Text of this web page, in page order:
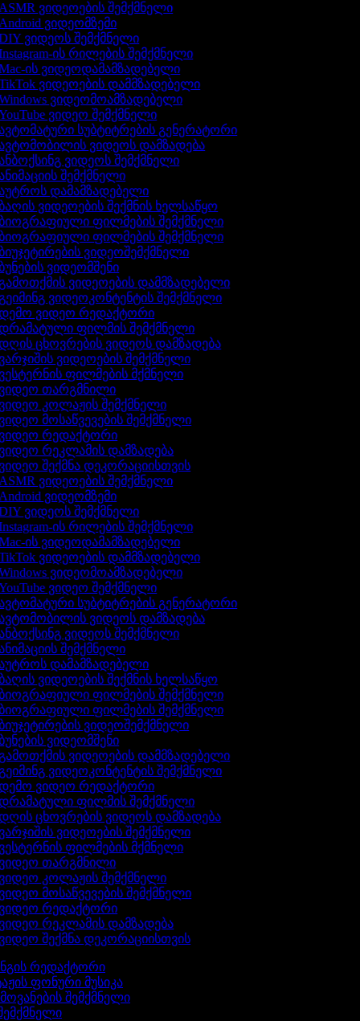
ვიდეოების შემქმნელი
ვიდეომზემი
ვიდეოს შემქმნელი
ის რილების შემქმნელი
ის ვიდეოდამამზადებელი
ვიდეოების დამმზადებელი
ვიდეომოამზადებელი
ვიდეო შემქმნელი
სუბტიტრების გენერატორი
ვიდეოს დამზადება
ვიდეოს შემქმნელი
შემქმნელი
დამამზადებელი
ვიდეოების შექმნის ხელსაწყო
ფილმების შემქმნელი
ფილმების შემქმნელი
ვიდეოშემქმნელი
ვიდეომშენი
ვიდეოების დამმზადებელი
ვიდეოკონტენტის შემქმნელი
ვიდეო რედაქტორი
ფილმის შემქმნელი
ცხოვრების ვიდეოს დამზადება
ვიდეოების შემქმნელი
ფილმების მქმნელი
თარგმნილი
კოლაჟის შემქმნელი
მოსაწვევების შემქმნელი
რედაქტორი
რეკლამის დამზადება
შექმნა დეკორაციისთვის
ვიდეოების შემქმნელი
ვიდეომზემი
ვიდეოს შემქმნელი
ის რილების შემქმნელი
ის ვიდეოდამამზადებელი
ვიდეოების დამმზადებელი
ვიდეომოამზადებელი
ვიდეო შემქმნელი
სუბტიტრების გენერატორი
ვიდეოს დამზადება
ვიდეოს შემქმნელი
შემქმნელი
დამამზადებელი
ვიდეოების შექმნის ხელსაწყო
ფილმების შემქმნელი
ფილმების შემქმნელი
ვიდეოშემქმნელი
ვიდეომშენი
ვიდეოების დამმზადებელი
ვიდეოკონტენტის შემქმნელი
ვიდეო რედაქტორი
ფილმის შემქმნელი
ცხოვრების ვიდეოს დამზადება
ვიდეოების შემქმნელი
ფილმების მქმნელი
თარგმნილი
კოლაჟის შემქმნელი
მოსაწვევების შემქმნელი
რედაქტორი
რეკლამის დამზადება
შექმნა დეკორაციისთვის
რედაქტორი
ფონური მუსიკა
შემქმნელი